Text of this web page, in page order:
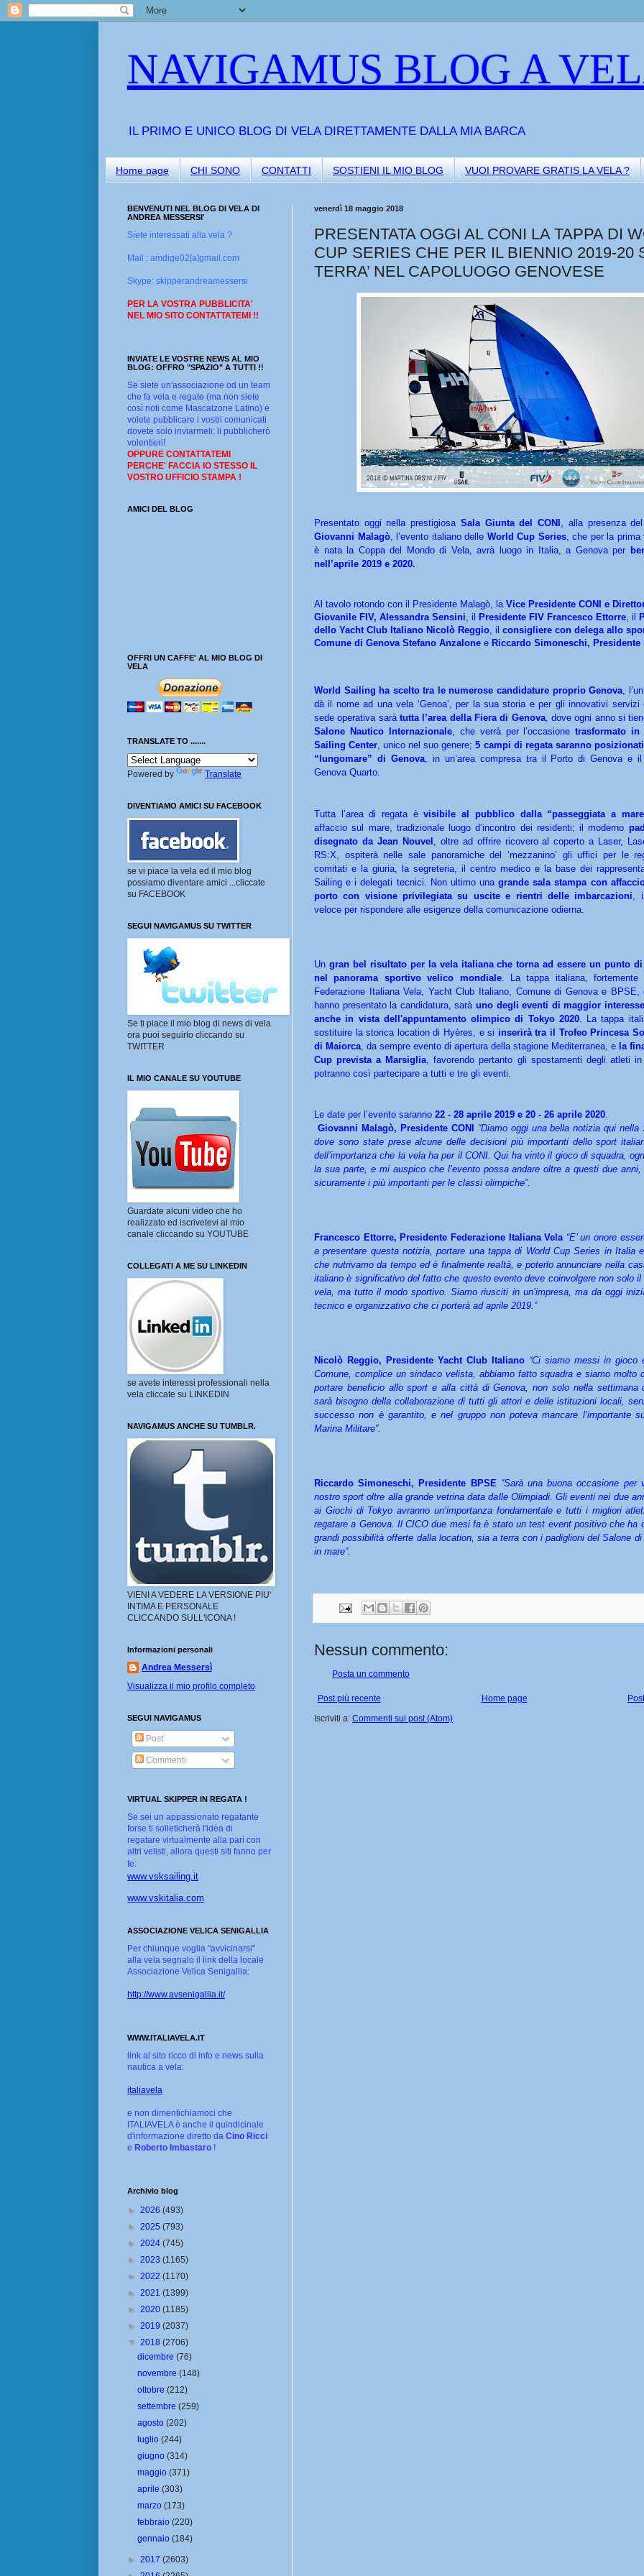
NAVIGAMUS BLOG A
IL PRIMO E UNICO BLOG DI VELA DIRETTAMENTE DALLA MIA BARCA
Home page CHI SONO CONTATTI SOSTIENI IL MIO BLOG VUOI PROVARE GRATIS LA VELA ?
venerdì 18 maggio 2018
PRESENTATA OGGI AL CONI LA TAPPA DI
CUP SERIES CHE PER IL BIENNIO 2019-20
TERRA’ NEL CAPOLUOGO GENOVESE
Presentato oggi nella prestigiosa Sala Giunta del CONI , alla presenza del
Giovanni Malagò, l’evento italiano delle World Cup Series, che per la prima
è nata la Coppa del Mondo di Vela, avrà luogo in Italia, a Genova per
nell’aprile 2019 e 2020.
Al tavolo rotondo con il Presidente Malagò, la Vice Presidente CONI e
Giovanile FIV, Alessandra Sensini , il Presidente FIV Francesco Ettorre , il
dello Yacht Club Italiano Nicolò Reggio , il consigliere con delega allo
Comune di Genova Stefano Anzalone e Riccardo Simoneschi, Presidente
World Sailing ha scelto tra le numerose candidature proprio Genova ,
dà il nome ad una vela ‘Genoa’, per la sua storia e per gli innovativi
sede operativa sarà tutta l’area della Fiera di Genova, dove ogni anno si
Salone Nautico Internazionale, che verrà per l’occasionetrasformato in
Sailing Center , unico nel suo genere;5 campi di regata saranno
“lungomare” di Genova, in un’area compresa tra il Porto di Genova e il
Genova Quarto.
Tutta l’area di regata èvisibile al pubblico dalla “passeggiata a
affaccio sul mare, tradizionale luogo d’incontro dei residenti; il moderno
disegnato da Jean Nouvel
, oltre ad offrire ricovero al coperto a Laser,
RS:X, ospiterà nelle sale panoramiche del ‘mezzanino’ gli uffici per le
comitati e la giuria, la segreteria, il centro medico e la base dei
Sailing e i delegati tecnici. Non ultimo unagrande sala stampa con
porto con visione privilegiata su uscite e rientri delle imbarcazioni ,
veloce per rispondere alle esigenze della comunicazione odierna.
Un gran bel risultato per la vela italiana che torna ad essere un punto
nel panorama sportivo velico mondiale. La tappa italiana, fortemente
Federazione Italiana Vela, Yacht Club Italiano, Comune di Genova e BPSE,
hanno presentato la candidatura, sarà uno degli eventi di maggior
anche in vista dell'appuntamento olimpico di Tokyo 2020. La tappa
sostituire la storica location di Hyères, e si inserirà tra il Trofeo Princesa
di Maiorca , da sempre evento di apertura della stagione Mediterranea, e la
Cup prevista a Marsiglia , favorendo pertanto gli spostamenti degli atleti
potranno così partecipare a tutti e tre gli eventi.
Le date per l’evento saranno 22 - 28 aprile 2019 e 20 - 26 aprile 2020
Giovanni Malagò, Presidente CONI
“Diamo oggi una bella notizia qui nella
dove sono state prese alcune delle decisioni più importanti dello sport
dell’importanza che la vela ha per il CONI. Qui ha vinto il gioco di squadra,
la sua parte, e mi auspico che l’evento possa andare oltre a questi due
sicuramente i più importanti per le classi olimpiche”.
Francesco Ettorre, Presidente Federazione Italiana Vela “E’ un onore
a presentare questa notizia, portare una tappa di World Cup Series in Italia
che nutrivamo da tempo ed è finalmente realtà, e poterlo annunciare nella
italiano è significativo del fatto che questo evento deve coinvolgere non solo il
vela, ma tutto il modo sportivo. Siamo riusciti in un’impresa, ma da oggi
tecnico e organizzativo che ci porterà ad aprile 2019.”
Nicolò Reggio, Presidente Yacht Club Italiano “Ci siamo messi in gioco
Comune, complice un sindaco velista, abbiamo fatto squadra e siamo molto
portare beneficio allo sport e alla città di Genova, non solo nella settimana
sarà bisogno della collaborazione di tutti gli attori e delle istituzioni locali,
successo non è garantito, e nel gruppo non poteva mancare l’importante
Marina Militare”.
Riccardo Simoneschi, Presidente BPSE “Sarà una buona occasione per
nostro sport oltre alla grande vetrina data dalle Olimpiadi. Gli eventi nei due
ai Giochi di Tokyo avranno un’importanza fondamentale e tutti i migliori
regatare a Genova. Il CICO due mesi fa è stato un test event positivo che ha
grandi possibilità offerte dalla location, sia a terra con i padiglioni del Salone
in mare”.
Nessun commento:
Posta un commento
Post più recente
Home page
Iscriviti a: Commenti sul post (Atom)
BENVENUTI NEL BLOG DI VELA DI
ANDREA MESSERSI'
Siete interessati alla vela ?
Mail : amdige02[a]gmail.com
Skype: skipperandreamessersi
PER LA VOSTRA PUBBLICITA'
NEL MIO SITO CONTATTATEMI !!
INVIATE LE VOSTRE NEWS AL MIO
BLOG: OFFRO "SPAZIO" A TUTTI !!
Se siete un'associazione od un team
che fa vela e regate (ma non siete
così noti come Mascalzone Latino) e
volete pubblicare i vostri comunicati
dovete solo inviarmeli: li pubblicherò
volentieri!
OPPURE CONTATTATEMI
PERCHE' FACCIA IO STESSO IL
VOSTRO UFFICIO STAMPA !
AMICI DEL BLOG
OFFRI UN CAFFE' AL MIO BLOG DI
VELA
TRANSLATE TO .......
Powered by Translate
DIVENTIAMO AMICI SU FACEBOOK
se vi piace la vela ed il mio blog
possiamo diventare amici ...cliccate
su FACEBOOK
SEGUI NAVIGAMUS SU TWITTER
Se ti piace il mio blog di news di vela
ora puoi seguirlo cliccando su
TWITTER
IL MIO CANALE SU YOUTUBE
Guardate alcuni video che ho
realizzato ed iscrivetevi al mio
canale cliccando su YOUTUBE
COLLEGATI A ME SU LINKEDIN
se avete interessi professionali nella
vela cliccate su LINKEDIN
NAVIGAMUS ANCHE SU TUMBLR.
VIENI A VEDERE LA VERSIONE PIU'
INTIMA E PERSONALE
CLICCANDO SULL'ICONA !
Informazioni personali
Andrea Messersì
Visualizza il mio profilo completo
SEGUI NAVIGAMUS
Post
Commenti
VIRTUAL SKIPPER IN REGATA !
Se sei un appassionato regatante
forse ti solleticherà l'idea di
regatare virtualmente alla pari con
altri velisti, allora questi siti fanno per
te:
www.vsksailing.it
www.vskitalia.com
ASSOCIAZIONE VELICA SENIGALLIA
Per chiunque voglia "avvicinarsi"
alla vela segnalo il link della locale
Associazione Velica Senigallia:
http://www.avsenigallia.it/
WWW.ITALIAVELA.IT
link al sito ricco di info e news sulla
nautica a vela:
italiavela
e non dimentichiamoci che
ITALIAVELA è anche il quindicinale
d'informazione diretto da Cino Ricci
e Roberto Imbastaro !
Archivio blog
► 2026 (493)
► 2025 (793)
► 2024 (745)
► 2023 (1165)
► 2022 (1170)
► 2021 (1399)
► 2020 (1185)
► 2019 (2037)
▼ 2018 (2706)
dicembre(76)
novembre(148)
ottobre(212)
settembre(259)
agosto(202)
luglio(244)
giugno(314)
maggio(371)
aprile(303)
marzo(173)
febbraio(220)
gennaio(184)
► 2017 (2603)